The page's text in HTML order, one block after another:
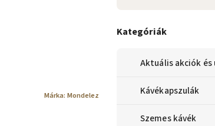
Kategóriák
Aktuális akciók
Kávékapszulák
Szemes kávék
Márka: Mondelez